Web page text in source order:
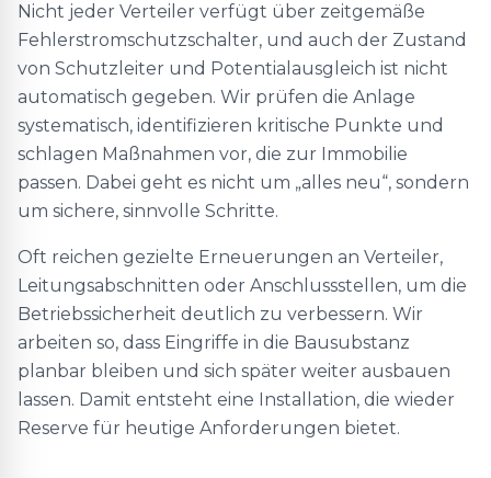
Nicht jeder Verteiler verfügt über zeitgemäße
Fehlerstromschutzschalter, und auch der Zustand
von Schutzleiter und Potentialausgleich ist nicht
automatisch gegeben. Wir prüfen die Anlage
systematisch, identifizieren kritische Punkte und
schlagen Maßnahmen vor, die zur Immobilie
passen. Dabei geht es nicht um „alles neu“, sondern
um sichere, sinnvolle Schritte.
Oft reichen gezielte Erneuerungen an Verteiler,
Leitungsabschnitten oder Anschlussstellen, um die
Betriebssicherheit deutlich zu verbessern. Wir
arbeiten so, dass Eingriffe in die Bausubstanz
planbar bleiben und sich später weiter ausbauen
lassen. Damit entsteht eine Installation, die wieder
Reserve für heutige Anforderungen bietet.